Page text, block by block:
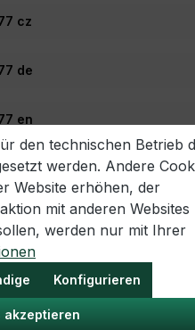
- 42%
den technischen Betrieb
werden. Andere
Website erhöhen, der
mit anderen Websites
werden nur mit Ihrer
Konfigurieren
akzeptieren
cz
de
en
es
fr
hr
hu